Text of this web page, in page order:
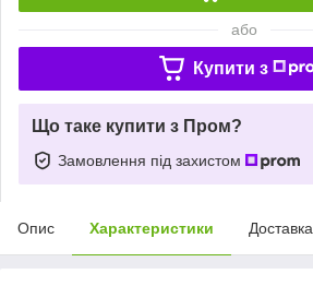
або
Купити з
Що таке купити з Пром?
Замовлення під захистом
Опис Характеристики Доставка